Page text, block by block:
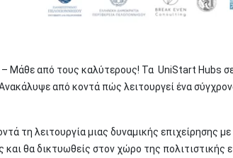
– Μάθε από τους καλύτερους! Τα UniStart Hubs
Ανακάλυψε από κοντά πώς λειτουργεί ένα
τη λειτουργία μιας δυναμικής επιχείρησης
και θα δικτυωθείς στον χώρο της πολιτιστικής